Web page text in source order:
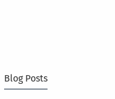
Blog Posts